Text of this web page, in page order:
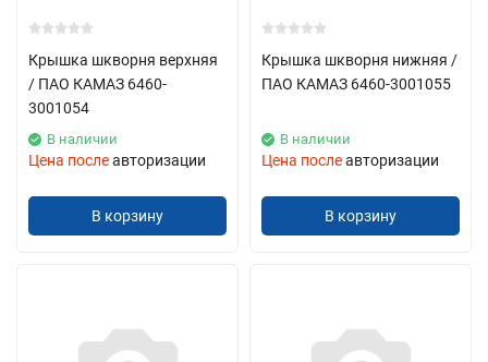
Крышка шкворня верхняя
/ ПАО КАМАЗ 6460-
3001054
В наличии
Цена послеавторизации
В корзину
Крышка шкворня нижняя /
ПАО КАМАЗ 6460-3001055
В наличии
Цена послеавторизации
В корзину